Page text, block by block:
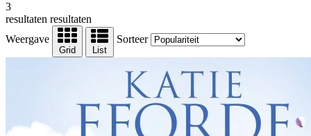
3
resultaten resultaten
Weergave
Grid List
Sorteer